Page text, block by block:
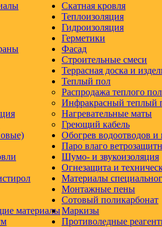
материалы
Скатная кровля
Теплоизоляция
Гидроизоляция
Герметики
Фасад
Строительные смеси
Террасная доска и
Теплый пол
Распродажа теплого
Инфракрасный теплый
Нагревательные маты
Греющий кабель
Обогрев водоотводов
Паро влаго
Шумо- и звукоизоляция
Огнезащита и
Материалы
Монтажные пены
Сотовый поликарбонат
Маркизы
Противоледные